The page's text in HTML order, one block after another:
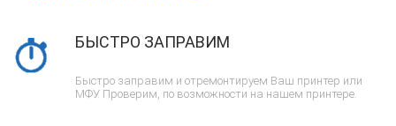
БЫСТРО ЗАПРАВИМ
Быстро заправим и отремонтируем Ваш принтер или
МФУ. Проверим, по возможности на нашем принтере.